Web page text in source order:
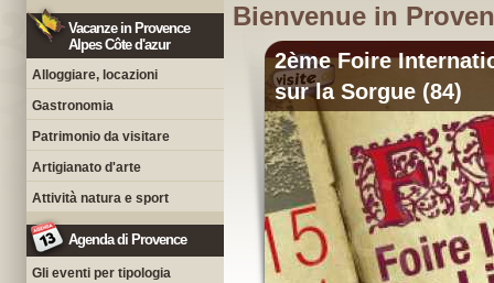
Vacanze in Provence
Alpes Côte d'azur
Alloggiare, locazioni
Gastronomia
Patrimonio da visitare
Artigianato d'arte
Attività natura e sport
Agenda di Provence
Gli eventi per tipologia
Bienvenue in
2ème Foire
sur la Sorgue (84)